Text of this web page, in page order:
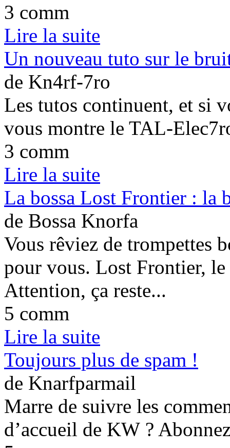
3 comm
Lire la suite
Un nouveau tuto sur le
de Kn4rf-7ro
Les tutos continuent, et si
vous montre le TAL-
3 comm
Lire la suite
La bossa Lost Frontier : la
de Bossa Knorfa
Vous rêviez de trompettes
pour vous. Lost Frontier,
Attention, ça reste...
5 comm
Lire la suite
Toujours plus de spam !
de Knarfparmail
Marre de suivre les
d’accueil de KW ?